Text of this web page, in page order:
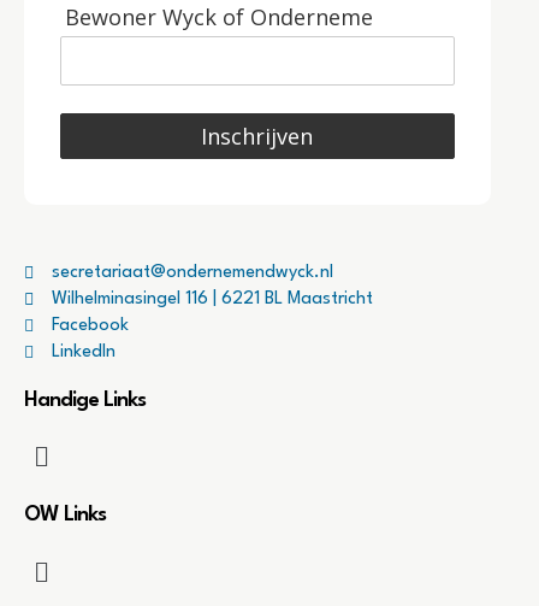
Bewoner Wyck of Onderneme
Inschrijven
secretariaat@ondernemendwyck.nl
Wilhelminasingel 116 | 6221 BL Maastricht
Facebook
LinkedIn
Handige Links
OW Links